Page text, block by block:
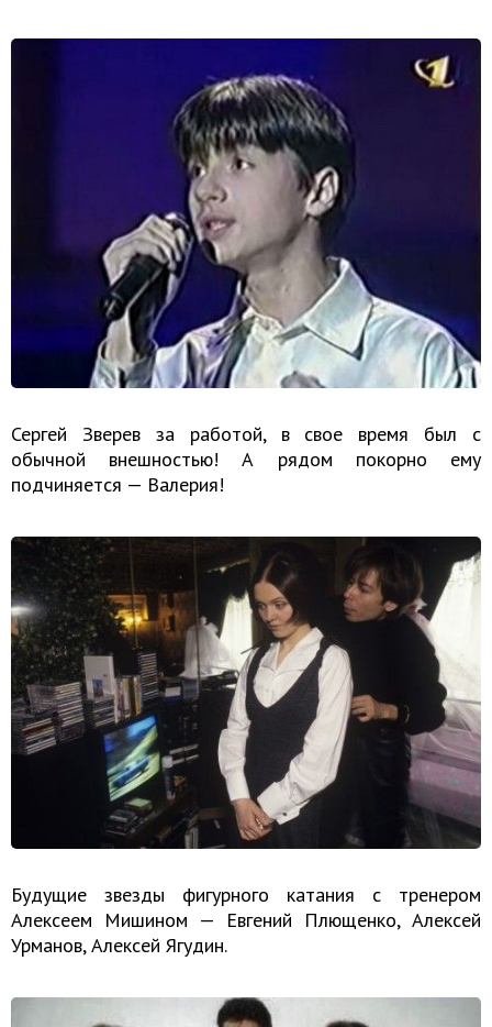
Сергей Зверев за работой, в свое время был с
обычной внешностью! А рядом покорно ему
подчиняется — Валерия!
Будущие звезды фигурного катания с тренером
Алексеем Мишином — Евгений Плющенко, Алексей
Урманов, Алексей Ягудин.